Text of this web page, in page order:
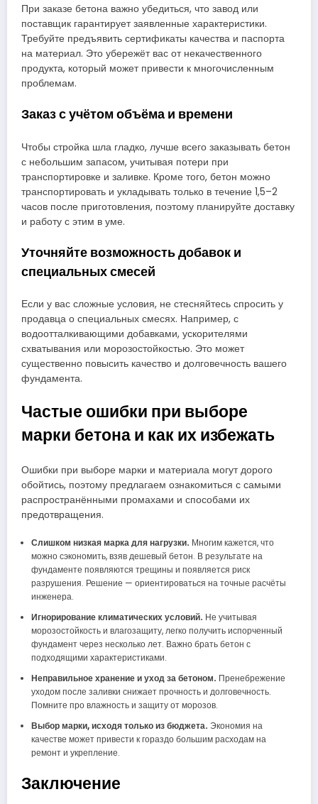
При заказе бетона важно убедиться, что завод или
поставщик гарантирует заявленные характеристики.
Требуйте предъявить сертификаты качества и паспорта
на материал. Это убережёт вас от некачественного
продукта, который может привести к многочисленным
проблемам.
Заказ с учётом объёма и времени
Чтобы стройка шла гладко, лучше всего заказывать бетон
с небольшим запасом, учитывая потери при
транспортировке и заливке. Кроме того, бетон можно
транспортировать и укладывать только в течение 1,5–2
часов после приготовления, поэтому планируйте доставку
и работу с этим в уме.
Уточняйте возможность добавок и
специальных смесей
Если у вас сложные условия, не стесняйтесь спросить у
продавца о специальных смесях. Например, с
водоотталкивающими добавками, ускорителями
схватывания или морозостойкостью. Это может
существенно повысить качество и долговечность вашего
фундамента.
Частые ошибки при выборе
марки бетона и как их избежать
Ошибки при выборе марки и материала могут дорого
обойтись, поэтому предлагаем ознакомиться с самыми
распространёнными промахами и способами их
предотвращения.
Слишком низкая марка для нагрузки. Многим кажется, что
можно сэкономить, взяв дешевый бетон. В результате на
фундаменте появляются трещины и появляется риск
разрушения. Решение — ориентироваться на точные расчёты
инженера.
Игнорирование климатических условий. Не учитывая
морозостойкость и влагозащиту, легко получить испорченный
фундамент через несколько лет. Важно брать бетон с
подходящими характеристиками.
Неправильное хранение и уход за бетоном. Пренебрежение
уходом после заливки снижает прочность и долговечность.
Помните про влажность и защиту от морозов.
Выбор марки, исходя только из бюджета. Экономия на
качестве может привести к гораздо большим расходам на
ремонт и укрепление.
Заключение